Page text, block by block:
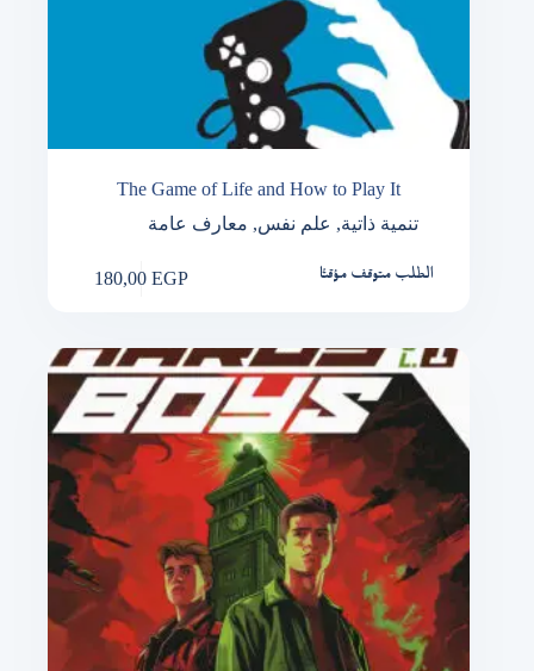
The Game of Life and How to Play It
تنمية ذاتية, علم نفس, معارف عامة
180,00EGP الطلب متوقف مؤقتًا